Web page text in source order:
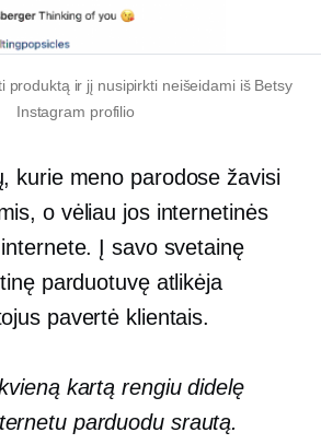
produktą ir jį nusipirkti neišeidami iš Betsy
Instagram profilio
kurie meno parodose žavisi
o vėliau jos internetinės
Į savo svetainę
parduotuvę atlikėja
pavertė klientais.
kartą rengiu didelę
parduodu srautą.